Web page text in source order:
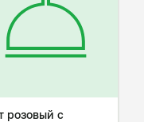
розовый с